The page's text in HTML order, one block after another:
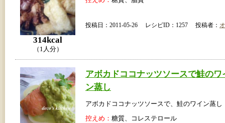
314kcal
（1人分）
投稿日：2011-05-26 レシピID：1257 投稿者：
アボカドココナッツソースで鮭のワ
ン蒸し
アボカドココナッツソースで、鮭のワイン蒸し
控えめ： 糖質、コレステロール